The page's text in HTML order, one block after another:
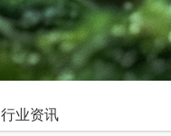
行业资讯